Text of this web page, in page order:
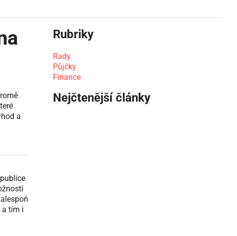
a
a tím i
Rubriky
Rady
Půjčky
Finance
Nejčtenější články